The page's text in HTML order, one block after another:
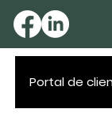
Portal de